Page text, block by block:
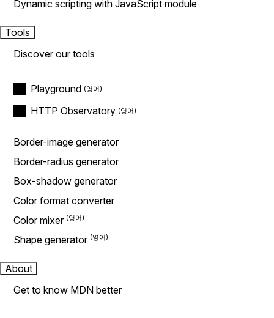
Dynamic scripting with JavaScript module
Tools
Discover our tools
Playground
HTTP Observatory
Border-image generator
Border-radius generator
Box-shadow generator
Color format converter
Color mixer
Shape generator
About
Get to know MDN better